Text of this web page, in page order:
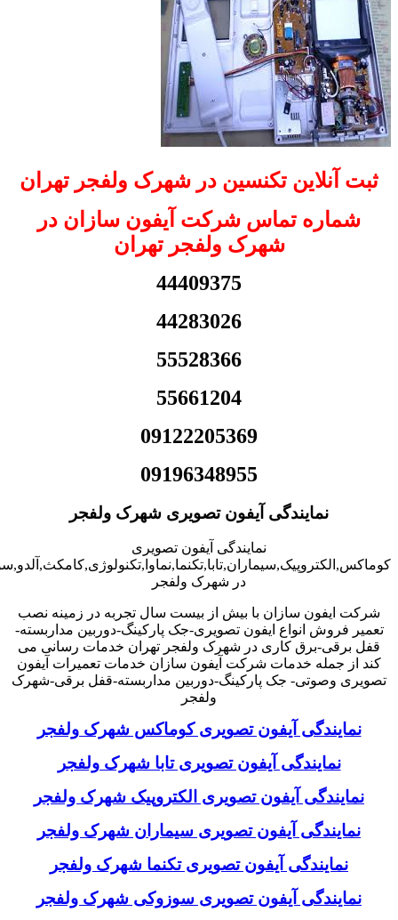
ثبت آنلاین تکنسین در شهرک ولفجر تهران
شماره تماس شرکت آیفون سازان در
شهرک ولفجر تهران
44409375
44283026
55528366
55661204
09122205369
09196348955
نمایندگی آیفون تصویری شهرک ولفجر
نمایندگی آیفون تصویری
در شهرک ولفجر
شرکت ایفون سازان با بیش از بیست سال تجربه در زمینه نصب
تعمیر فروش انواع ایفون تصویری-جک پارکینگ-دوربین مداربسته-
قفل برقی-برق کاری در شهرک ولفجر تهران خدمات رسانی می
کند از جمله خدمات شرکت آیفون سازان خدمات تعمیرات آیفون
تصویری وصوتی- جک پارکینگ-دوربین مداربسته-قفل برقی-شهرک
ولفجر
نمایندگی آیفون تصویری کوماکس شهرک ولفجر
نمایندگی آیفون تصویری تابا شهرک ولفجر
نمایندگی آیفون تصویری الکتروپیک شهرک ولفجر
نمایندگی آیفون تصویری سیماران شهرک ولفجر
نمایندگی آیفون تصویری تکنما شهرک ولفجر
نمایندگی آیفون تصویری سوزوکی شهرک ولفجر